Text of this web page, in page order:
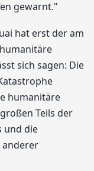
gewarnt."
hat erst der am
sich sagen: Die
humanitäre
Teils der
und die
anderer